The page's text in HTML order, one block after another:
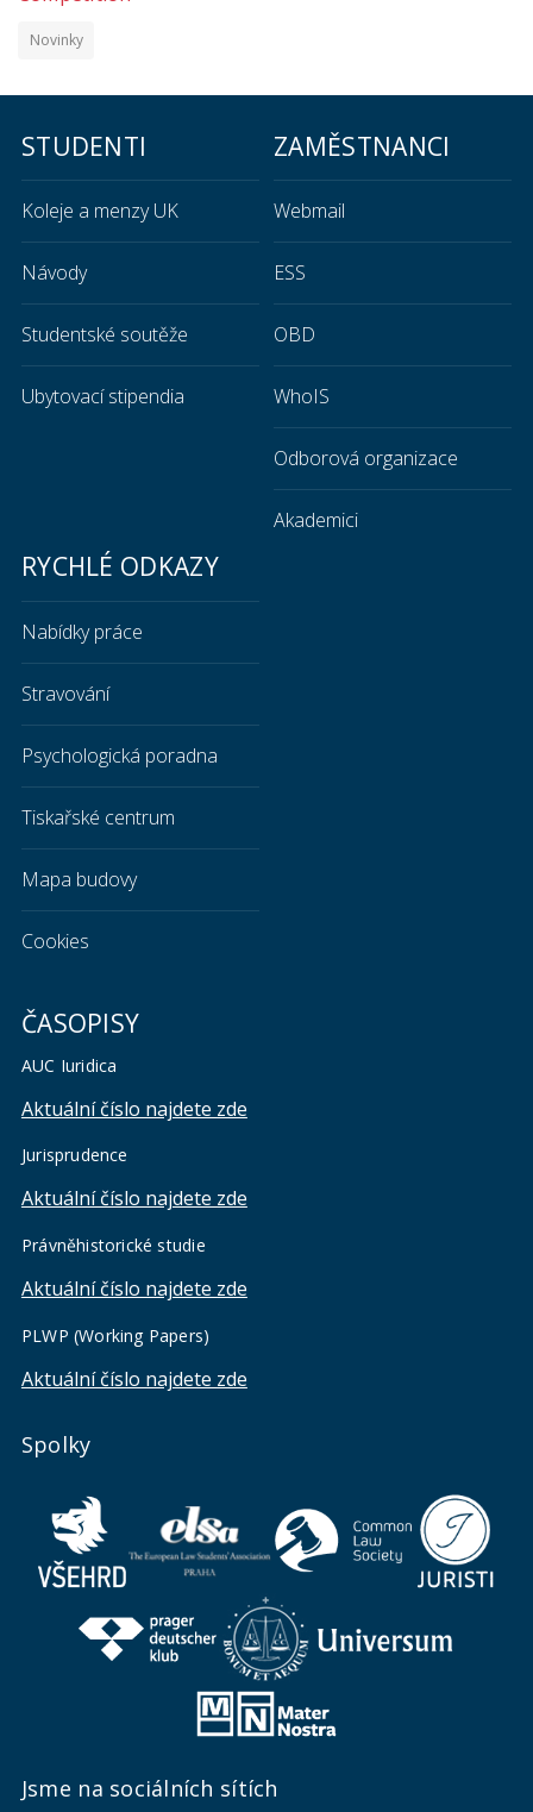
Novinky
STUDENTI
Koleje a menzy UK
Návody
Studentské soutěže
Ubytovací stipendia
ZAMĚSTNANCI
Webmail
ESS
OBD
WhoIS
Odborová organizace
Akademici
RYCHLÉ ODKAZY
Nabídky práce
Stravování
Psychologická poradna
Tiskařské centrum
Mapa budovy
Cookies
ČASOPISY
AUC Iuridica
Aktuální číslo najdete zde
Jurisprudence
Aktuální číslo najdete zde
Právněhistorické studie
Aktuální číslo najdete zde
PLWP (Working Papers)
Aktuální číslo najdete zde
Spolky
Jsme na sociálních sítích